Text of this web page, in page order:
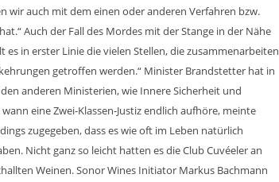
wir auch mit dem einen oder anderen Verfahren bzw.
Auch der Fall des Mordes mit der Stange in der Nähe
in erster Linie die vielen Stellen, die zusammenarbeiten
getroffen werden.“ Minister Brandstetter hat in
anderen Ministerien, wie Innere Sicherheit und
eine Zwei-Klassen-Justiz endlich aufhöre, meinte
zugegeben, dass es wie oft im Leben natürlich
Nicht ganz so leicht hatten es die Club Cuvéeler an
Weinen. Sonor Wines Initiator Markus Bachmann